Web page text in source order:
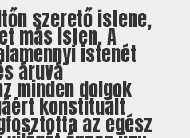
szerető istene,
más isten. A
istenét
áruvá
minden dolgok
konstituált
az egész